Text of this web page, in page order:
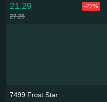
21.29
-22%
27.25
7499 Frost Star